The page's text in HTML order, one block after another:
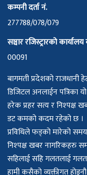
कम्पनी दर्ता नं.
277788/078/079
सञ्चार रजिस्ट्रारको
00091
बागमती प्रदेशको राजधानी
डिजिटल अनलाईन पत्रिका
हरेक प्रहर सत्य र निश्पक्ष
डट कमको कदम रहेको छ ।
प्रविधिले फड्को मारेको
निश्पक्ष खबर नागरिकहरु
सहिलाई सहि गलतलाई गलत
हामी कसैको व्यक्तीगत